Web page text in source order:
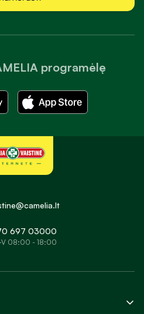
programėlę
697 03000
V 08:00 - 18:00